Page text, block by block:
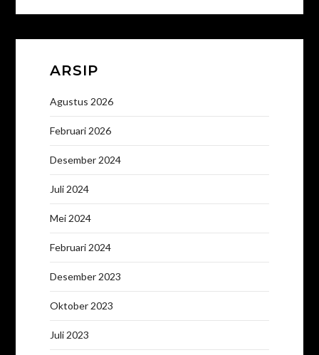
ARSIP
Agustus 2026
Februari 2026
Desember 2024
Juli 2024
Mei 2024
Februari 2024
Desember 2023
Oktober 2023
Juli 2023